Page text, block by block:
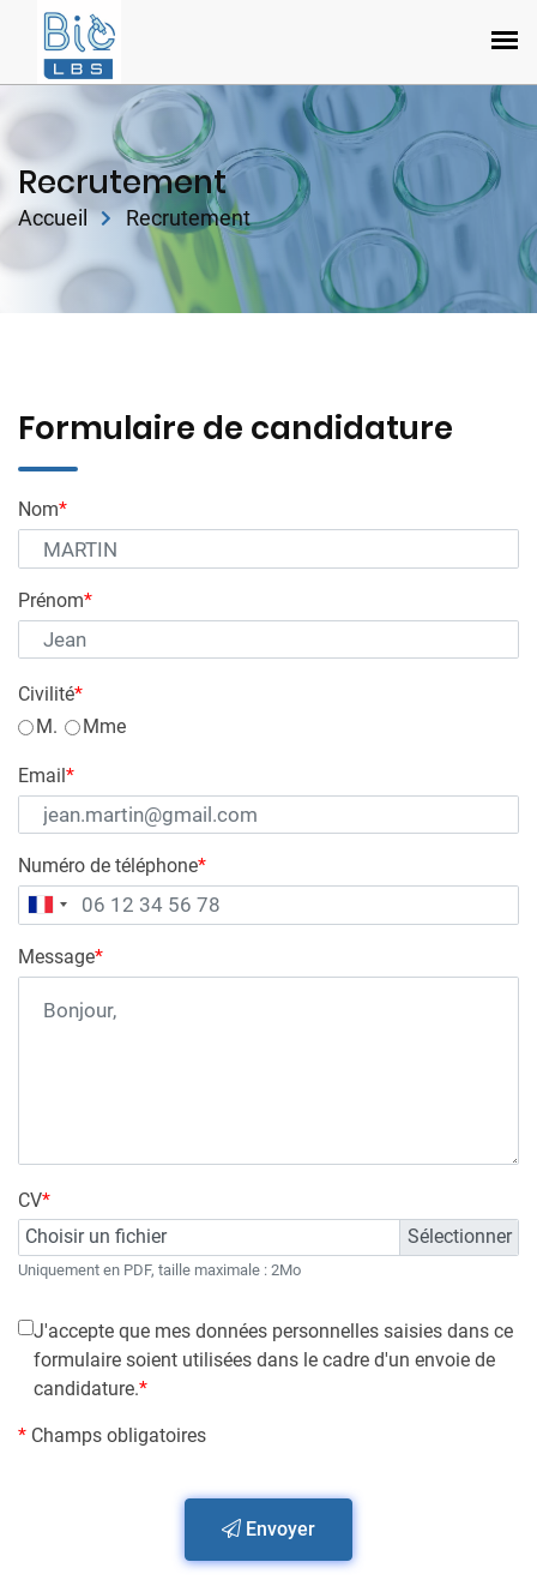
Recrutement
Accueil Recrutement
Formulaire de candidature
Nom*
Prénom*
Civilité*
M.
Mme
Email*
Numéro de téléphone*
Message*
CV*
Choisir un fichier
Uniquement en PDF, taille maximale : 2Mo
J'accepte que mes données personnelles saisies dans ce
formulaire soient utilisées dans le cadre d'un envoie de
candidature.*
Champs obligatoires
Envoyer